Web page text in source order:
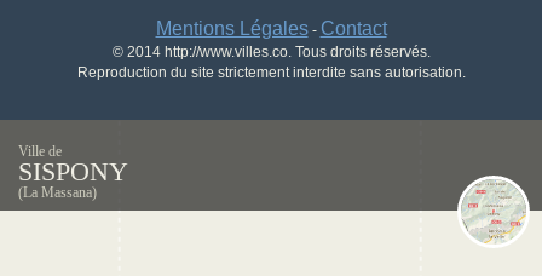
Mentions Légales- Contact
© 2014 http://www.villes.co. Tous droits réservés.
Reproduction du site strictement interdite sans autorisation.
Ville de
SISPONY
(La Massana)